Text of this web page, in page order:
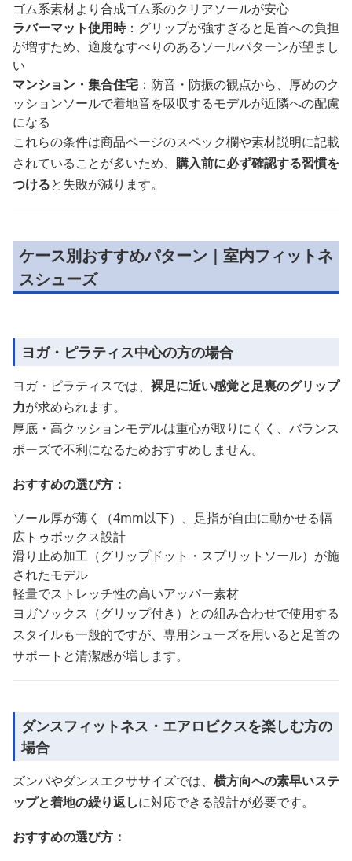
ゴム系素材より合成ゴム系のクリアソールが安心
ラバーマット使用時：グリップが強すぎると足首への負担
が増すため、適度なすべりのあるソールパターンが望まし
い
マンション・集合住宅 ：防音・防振の観点から、厚めのク
ッションソールで着地音を吸収するモデルが近隣への配慮
になる
これらの条件は商品ページのスペック欄や素材説明に記載
されていることが多いため、 購入前に必ず確認する習慣を
つけると失敗が減ります。
ケース別おすすめパターン｜室内フィットネ
スシューズ
ヨガ・ピラティス中心の方の場合
ヨガ・ピラティスでは、 裸足に近い感覚と足裏のグリップ
力が求められます。
厚底・高クッションモデルは重心が取りにくく、バランス
ポーズで不利になるためおすすめしません。
おすすめの選び方：
ソール厚が薄く（4mm以下）、足指が自由に動かせる幅
広トゥボックス設計
滑り止め加工（グリップドット・スプリットソール）が施
されたモデル
軽量でストレッチ性の高いアッパー素材
ヨガソックス（グリップ付き）との組み合わせで使用する
スタイルも一般的ですが、専用シューズを用いると足首の
サポートと清潔感が増します。
ダンスフィットネス・エアロビクスを楽しむ方の
場合
ズンバやダンスエクササイズでは、 横方向への素早いステ
ップと着地の繰り返しに対応できる設計が必要です。
おすすめの選び方：